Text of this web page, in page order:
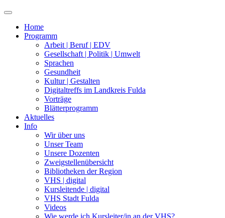
Home
Programm
Arbeit | Beruf | EDV
Gesellschaft | Politik | Umwelt
Sprachen
Gesundheit
Kultur | Gestalten
Digitaltreffs im Landkreis Fulda
Vorträge
Blätterprogramm
Aktuelles
Info
Wir über uns
Unser Team
Unsere Dozenten
Zweigstellenübersicht
Bibliotheken der Region
VHS | digital
Kursleitende | digital
VHS Stadt Fulda
Videos
Wie werde ich Kursleiter/in an der VHS?